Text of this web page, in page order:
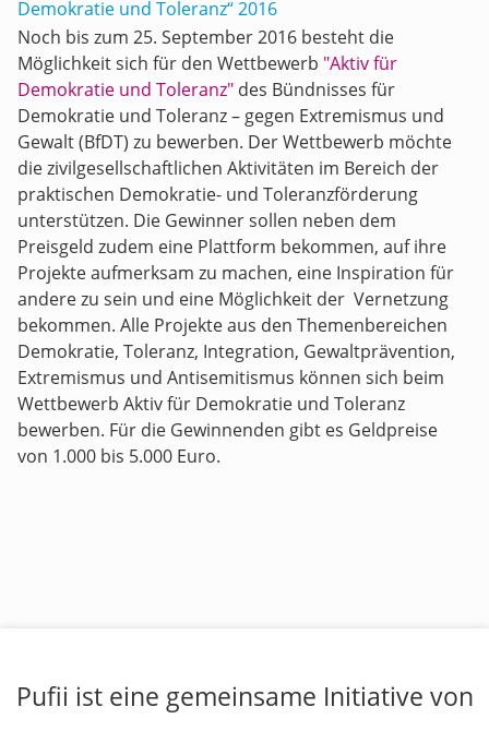
Demokratie und Toleranz“ 2016
Noch bis zum 25. September 2016 besteht die
Möglichkeit sich für den Wettbewerb "Aktiv für
Demokratie und Toleranz" des Bündnisses für
Demokratie und Toleranz – gegen Extremismus und
Gewalt (BfDT) zu bewerben. Der Wettbewerb möchte
die zivilgesellschaftlichen Aktivitäten im Bereich der
praktischen Demokratie- und Toleranzförderung
unterstützen. Die Gewinner sollen neben dem
Preisgeld zudem eine Plattform bekommen, auf ihre
Projekte aufmerksam zu machen, eine Inspiration für
andere zu sein und eine Möglichkeit der Vernetzung
bekommen. Alle Projekte aus den Themenbereichen
Demokratie, Toleranz, Integration, Gewaltprävention,
Extremismus und Antisemitismus können sich beim
Wettbewerb Aktiv für Demokratie und Toleranz
bewerben. Für die Gewinnenden gibt es Geldpreise
von 1.000 bis 5.000 Euro.
Pufii ist eine gemeinsame Initiative von